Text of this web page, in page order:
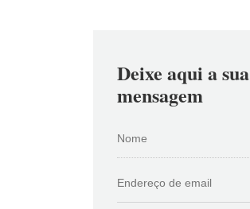
Deixe aqui a sua
mensagem